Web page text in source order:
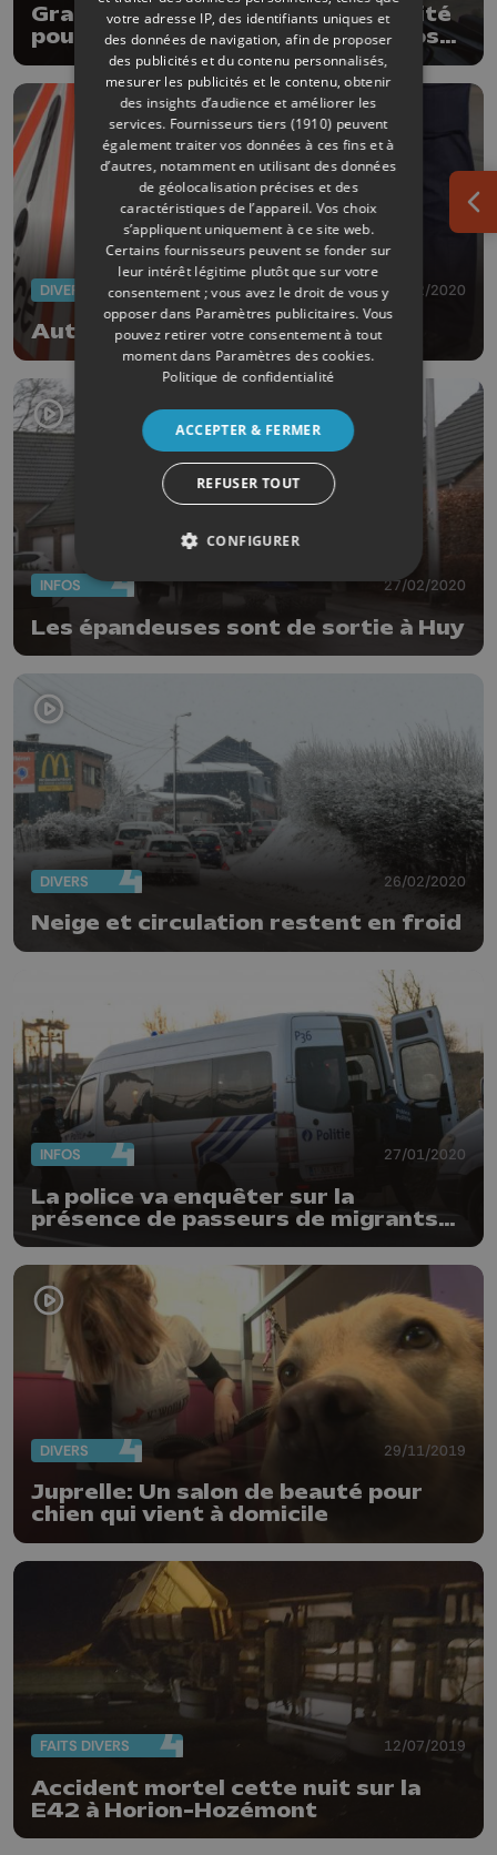
Grande distribution : plus d'activité
pour Supertransport, filiale de Jost
DIVERS 28/02/2020
Autoroute E42 fermée à Héron
INFOS 27/02/2020
Les épandeuses sont de sortie à Huy
DIVERS 26/02/2020
Neige et circulation restent en froid
INFOS 27/01/2020
La police va enquêter sur la
présence de passeurs de migrants
dans la région de Waremme
DIVERS 29/11/2019
Juprelle: Un salon de beauté pour
chien qui vient à domicile
FAITS DIVERS 12/07/2019
Accident mortel cette nuit sur la
E42 à Horion-Hozémont
votre adresse IP, des identifiants uniques et
des données de navigation, afin de proposer
des publicités et du contenu personnalisés,
mesurer les publicités et le contenu, obtenir
des insights d’audience et améliorer les
services. Fournisseurs tiers (1910) peuvent
également traiter vos données à ces fins et à
d’autres, notamment en utilisant des données
de géolocalisation précises et des
caractéristiques de l’appareil. Vos choix
s’appliquent uniquement à ce site web.
Certains fournisseurs peuvent se fonder sur
leur intérêt légitime plutôt que sur votre
consentement ; vous avez le droit de vous y
opposer dans Paramètres publicitaires. Vous
pouvez retirer votre consentement à tout
moment dans Paramètres des cookies.
Politique de confidentialité
ACCEPTER & FERMER
REFUSER TOUT
CONFIGURER